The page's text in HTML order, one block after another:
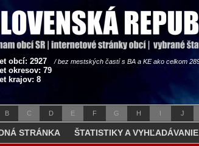
obcí: 2927 / bez mestských častí s BA a KE ako celkom
okresov: 79
krajov: 8
B C D E F G H I J
STRÁNKA ŠTATISTIKY A VYHĽADÁVANIE